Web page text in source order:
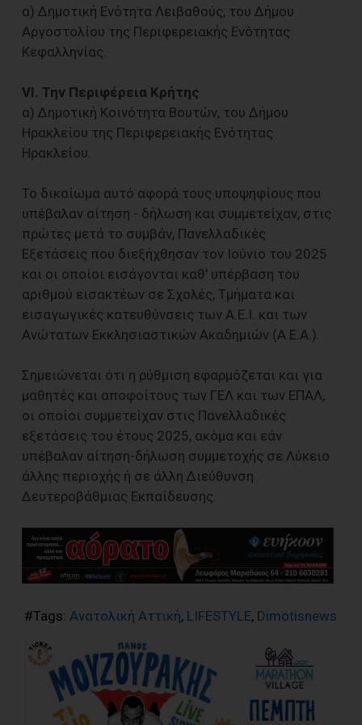
α) Δημοτική Ενότητα Λειβαθούς, του Δήμου
Αργοστολίου της Περιφερειακής Ενότητας
Κεφαλληνίας.
VI. Την Περιφέρεια Κρήτης
α) Δημοτική Κοινότητα Βουτών, του Δήμου
Ηρακλείου της Περιφερειακής Ενότητας
Ηρακλείου.
Το δικαίωμα αυτό αφορά τους υποψηφίους που
υπέβαλαν αίτηση - δήλωση και συμμετείχαν, στις
πρώτες μετά το συμβάν, Πανελλαδικές
Εξετάσεις που διεξήχθησαν τον Ιούνιο του 2025
και οι οποίοι εισάγονται καθ' υπέρβαση του
αριθμού εισακτέων σε Σχολές, Τμήματα και
εισαγωγικές κατευθύνσεις των Α.Ε.Ι. και των
Ανώτατων Εκκλησιαστικών Ακαδημιών (Α.Ε.Α.).
Σημειώνεται ότι η ρύθμιση εφαρμόζεται και για
μαθητές και αποφοίτους των ΓΕΛ και των ΕΠΑΛ,
οι οποίοι συμμετείχαν στις Πανελλαδικές
εξετάσεις του έτους 2025, ακόμα και εάν
υπέβαλαν αίτηση-δήλωση συμμετοχής σε Λύκειο
άλλης περιοχής ή σε άλλη Διεύθυνση
Δευτεροβάθμιας Εκπαίδευσης.
#Tags: Ανατολική Αττική, LIFESTYLE, Dimotisnews